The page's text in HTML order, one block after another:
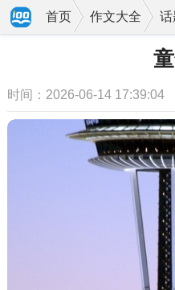
首页 作文大全 话
童
时间：2026-06-14 17:39:04